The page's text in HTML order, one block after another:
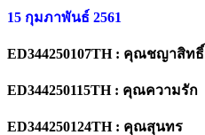
15 กุมภาพันธ์ 2561
ED344250107TH : คุณชญาสิทธิ์
ED344250115TH : คุณความรัก
ED344250124TH : คุณสุนทร